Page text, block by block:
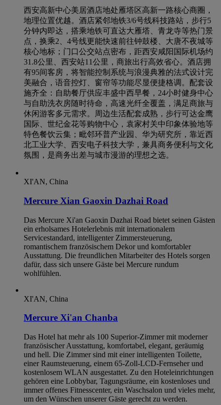
西安高新中心美居酒店地处雁塔区高新一路核心商圈，
地理位置优越。酒店紧邻地铁3/6号线科技路站，步行5
分钟内即达，搭乘地铁可直达大雁塔、青龙寺等热门景
点，换乘2、4号线更能快速前往钟鼓楼、大唐不夜城等
核心地标；门口公交站点密布，距西安咸阳国际机场约
31.8公里、西安站11公里，商旅出行高效省心。酒店拥
有95间客房，将智能控制系统与浪漫典雅的法式设计完
美融合，语音控灯、窗帘等功能尽显便捷格调。配套设
施齐全：自助餐厅供应丰盛中西早餐，24小时健身中心
与自助洗衣房随时待命，高速光纤全覆盖，满足商旅与
休闲游客多元需求。周边生活配套成熟，步行可达金鹰
国际、世纪金花等购物中心，袁家村关中印象体验地等
特色餐饮云集；毗邻环普产业园、华为研究所，靠近西
北工业大学、西安电子科技大学，兼具商务便利与文化
氛围，是商务出差与城市漫游的理想之选。
XI'AN, China
Mercure Xian Gaoxin Dazhai Road
Das Mercure Xi'an Gaoxin Dazhai Road bietet seinen Gästen
ein erholsames Hotelerlebnis mit internationalem
Servicestandard, intelligenter Zimmersteuerung,
romantischem französischem Dekor und komfortabler
Ausstattung. Die freundlichen Mitarbeiter des Hotels sorgen
dafür, dass sich unsere Gäste bei Mercure rundum
wohlfühlen.
XI'AN, China
Mercure Xi'an Chanba
Das Hotel hat mehr als 100 Superior-Zimmer mit moderner
französischer Ausstattung, komfortabel, elegant, geräumig
und hell. Die Zimmer sind mit einer intelligenten Toilette,
einer Raumsteuerung, einem 65-Zoll-LCD-Fernseher und
kostenlosem WLAN ausgestattet. Zu den Hoteleinrichtungen
gehören eine Lobbybar, Tagungsräume, ein kostenloses und
immer offenes Fitnesscenter, ein Waschsalon und vieles mehr,
um den Wünschen unserer Gäste gerecht zu werden.